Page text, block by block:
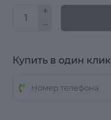
Купить в один клик